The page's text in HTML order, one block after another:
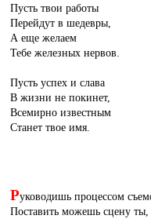
Пусть твои работы
Перейдут в шедевры,
А еще желаем
Тебе железных нервов.
Пусть успех и слава
В жизни не покинет,
Всемирно известным
Станет твое имя.
Руководишь процессом
Поставить можешь сцену ты,